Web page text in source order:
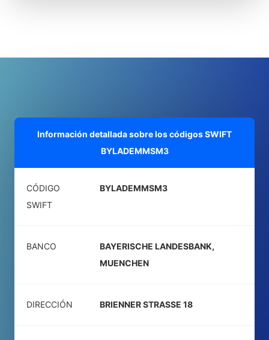
Información detallada sobre los códigos SWIFT
BYLADEMMSM3
CÓDIGO
SWIFT
BYLADEMMSM3
BANCO
BAYERISCHE LANDESBANK,
MUENCHEN
DIRECCIÓN BRIENNER STRASSE 18